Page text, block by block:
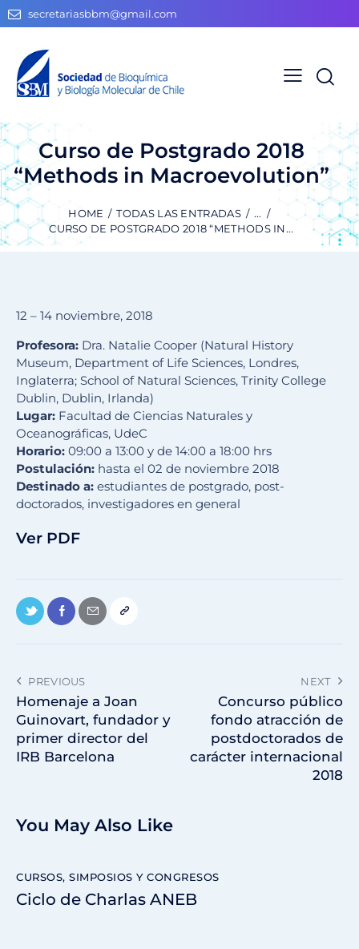
secretariasbbm@gmail.com
Curso de Postgrado 2018
“Methods in Macroevolution”
HOME TODAS LAS ENTRADAS
...
CURSO DE POSTGRADO 2018 “METHODS IN...
12 – 14 noviembre, 2018
Profesora: Dra. Natalie Cooper (Natural History
Museum, Department of Life Sciences, Londres,
Inglaterra; School of Natural Sciences, Trinity College
Dublin, Dublin, Irlanda)
Lugar: Facultad de Ciencias Naturales y
Oceanográficas, UdeC
Horario: 09:00 a 13:00 y de 14:00 a 18:00 hrs
Postulación: hasta el 02 de noviembre 2018
Destinado a: estudiantes de postgrado, post-
doctorados, investigadores en general
Ver PDF
PREVIOUS
Homenaje a Joan
Guinovart, fundador y
primer director del
IRB Barcelona
NEXT
Concurso público
fondo atracción de
postdoctorados de
carácter internacional
2018
You May Also Like
CURSOS, SIMPOSIOS Y CONGRESOS
Ciclo de Charlas ANEB